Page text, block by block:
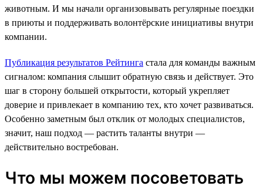
животным. И мы начали организовывать регулярные поездки
в приюты и поддерживать волонтёрские инициативы внутри
компании.
Публикация результатов Рейтинга стала для команды важным
сигналом: компания слышит обратную связь и действует. Это
шаг в сторону большей открытости, который укрепляет
доверие и привлекает в компанию тех, кто хочет развиваться.
Особенно заметным был отклик от молодых специалистов,
значит, наш подход — растить таланты внутри —
действительно востребован.
Что мы можем посоветовать